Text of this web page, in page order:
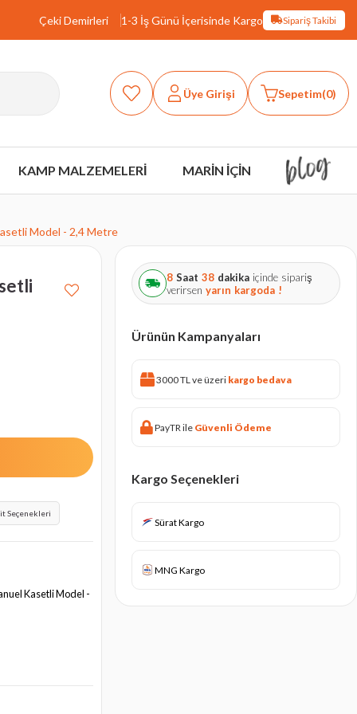
Çeki Demirleri 1-3 İş Günü İçerisinde Kargo Sipariş Takibi
Üye Girişi Sepetim 0
KAMP MALZEMELERİ MARİN İÇİN
Model - 2,4 Metre
Seçenekleri
Kasetli Model -
8 Saat 38 dakika içinde sipariş
verirsen yarın kargoda !
Ürünün Kampanyaları
3000 TL ve üzeri kargo bedava
PayTR ile Güvenli Ödeme
Kargo Seçenekleri
Sürat Kargo
MNG Kargo